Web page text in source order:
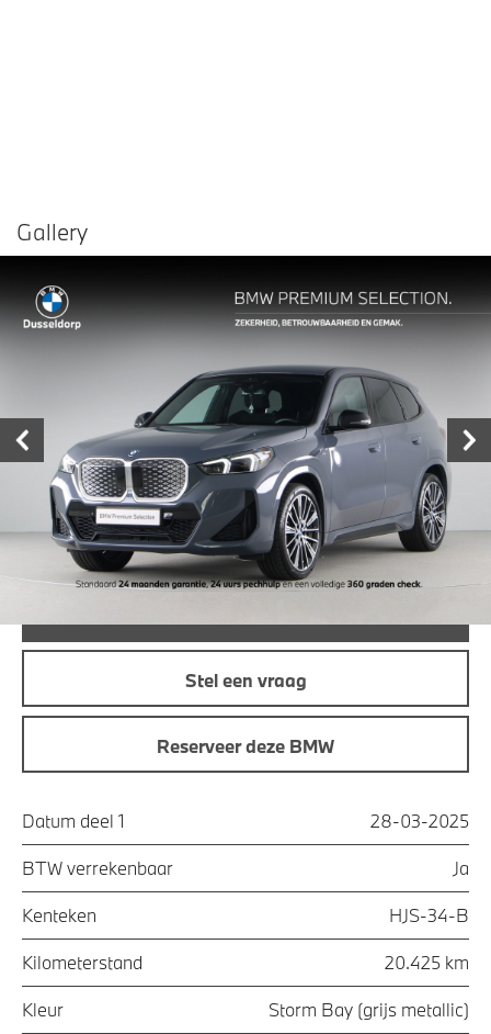
Delen Contact dealer
Prijs € 46.450,-
Maandprijs € 496,95
Offerte aanvraag
Stel een vraag
Reserveer deze BMW
Datum deel 1 28-03-2025
BTW verrekenbaar Ja
Kenteken HJS-34-B
Kilometerstand 20.425 km
Kleur Storm Bay (grijs metallic)
Gallery